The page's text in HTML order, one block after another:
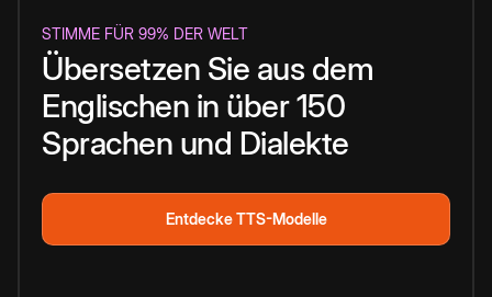
STIMME FÜR 99% DER WELT
Übersetzen Sie aus dem
Englischen in über 150
Sprachen und Dialekte
Entdecke TTS-Modelle